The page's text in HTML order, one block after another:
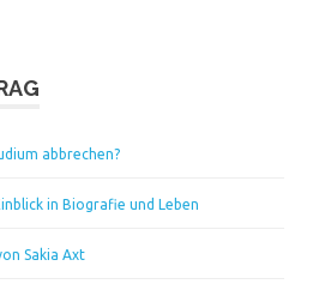
abbrechen?
in Biografie und Leben
Sakia Axt